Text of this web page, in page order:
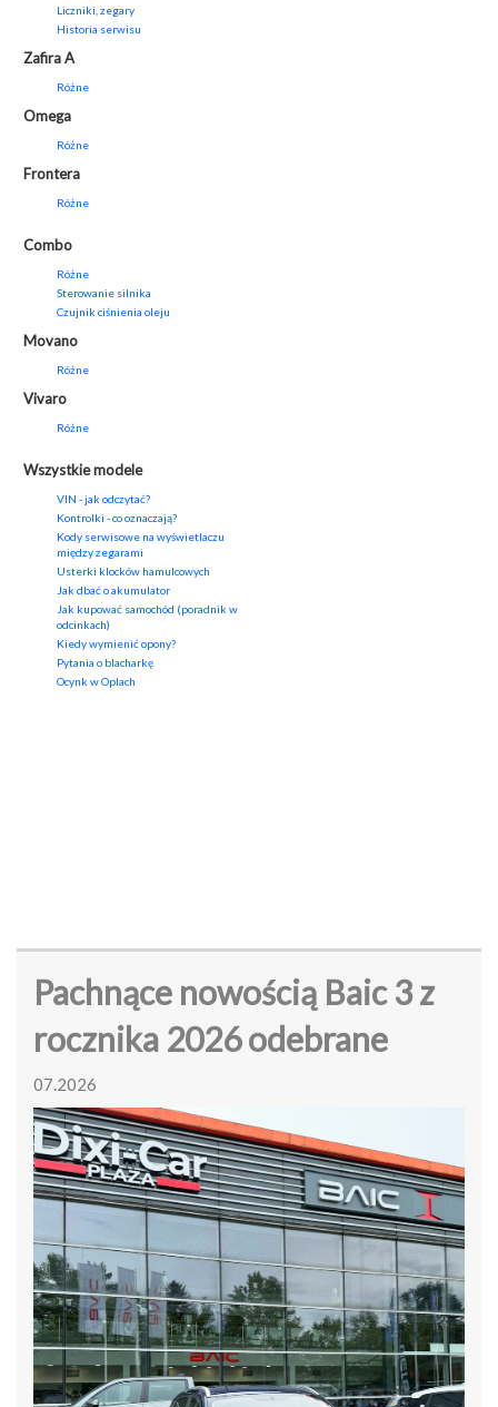
Liczniki, zegary
Historia serwisu
Zafira A
Różne
Omega
Różne
Frontera
Różne
Combo
Różne
Sterowanie silnika
Czujnik ciśnienia oleju
Movano
Różne
Vivaro
Różne
Wszystkie modele
VIN - jak odczytać?
Kontrolki - co oznaczają?
Kody serwisowe na wyświetlaczu
między zegarami
Usterki klocków hamulcowych
Jak dbać o akumulator
Jak kupować samochód (poradnik w
odcinkach)
Kiedy wymienić opony?
Pytania o blacharkę
Ocynk w Oplach
Pachnące nowością Baic 3 z
rocznika 2026 odebrane
07.2026